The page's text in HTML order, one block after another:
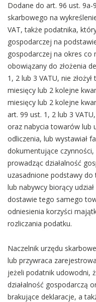
Dodane do art. 96 ust. 9a-
skarbowego na
VAT, także podatnika,
gospodarczej na
gospodarczej na okres co
obowiązany do złożenia
1, 2 lub 3 VATU, nie
miesięcy lub 2 kolejne
miesięcy lub 2 kolejne
art. 99 ust. 1, 2 lub 3
oraz nabycia towarów lub
odliczenia, lub wystawiał
dokumentujące
prowadząc działalność
uzasadnione podstawy do
lub nabywcy biorący
dostawie tego samego
odniesienia korzyści
rozliczania podatku.
Naczelnik urzędu
lub przywraca
jeżeli podatnik udowodni,
działalność gospodarczą
brakujące deklaracje, a